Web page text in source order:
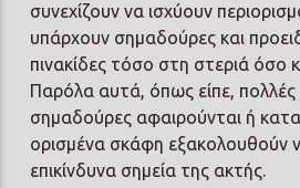
συνεχίζουν να ισχύουν
υπάρχουν σημαδούρες και
πινακίδες τόσο στη στεριά όσο
Παρόλα αυτά, όπως είπε, πολλές
σημαδούρες αφαιρούνται ή
ορισμένα σκάφη εξακολουθούν
επικίνδυνα σημεία της ακτής.